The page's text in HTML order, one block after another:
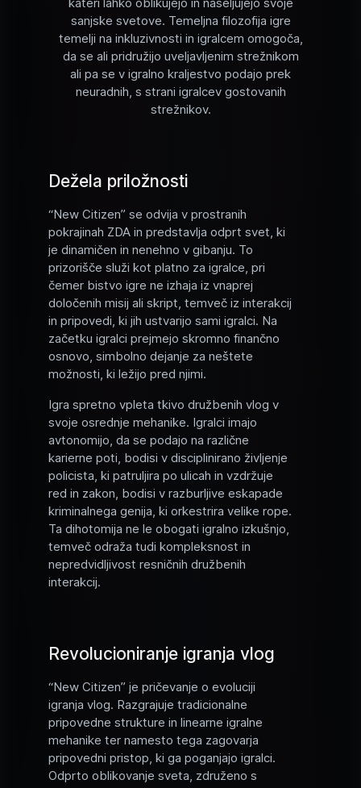
sanjske svetove. Temeljna filozofija igre
temelji na inkluzivnosti in igralcem omogoča,
da se ali pridružijo uveljavljenim strežnikom
ali pa se v igralno kraljestvo podajo prek
neuradnih, s strani igralcev gostovanih
strežnikov.
Dežela priložnosti
“New Citizen” se odvija v prostranih
pokrajinah ZDA in predstavlja odprt svet, ki
je dinamičen in nenehno v gibanju. To
prizorišče služi kot platno za igralce, pri
čemer bistvo igre ne izhaja iz vnaprej
določenih misij ali skript, temveč iz interakcij
in pripovedi, ki jih ustvarijo sami igralci. Na
začetku igralci prejmejo skromno finančno
osnovo, simbolno dejanje za neštete
možnosti, ki ležijo pred njimi.
Igra spretno vpleta tkivo družbenih vlog v
svoje osrednje mehanike. Igralci imajo
avtonomijo, da se podajo na različne
karierne poti, bodisi v disciplinirano življenje
policista, ki patruljira po ulicah in vzdržuje
red in zakon, bodisi v razburljive eskapade
kriminalnega genija, ki orkestrira velike rope.
Ta dihotomija ne le obogati igralno izkušnjo,
temveč odraža tudi kompleksnost in
nepredvidljivost resničnih družbenih
interakcij.
Revolucioniranje igranja vlog
“New Citizen” je pričevanje o evoluciji
igranja vlog. Razgrajuje tradicionalne
pripovedne strukture in linearne igralne
mehanike ter namesto tega zagovarja
pripovedni pristop, ki ga poganjajo igralci.
Odprto oblikovanje sveta, združeno s